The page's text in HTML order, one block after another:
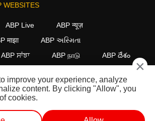
WEBSITES
ABP Live
ABP न्यूज़
माझा
ABP અસ્મિતા
ABP ਸਾਂਝਾ ABP நாடு ABP దేశం
the DNPA Code of Ethics.
Copyright@2026.
×
improve your experience, analyze
content. By clicking "Allow", you
cookies.